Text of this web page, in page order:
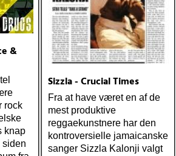
&
rock
knap
siden
Sizzla - Crucial Times
Fra at have været en af de
mest produktive
reggaekunstnere har den
kontroversielle jamaicanske
sanger Sizzla Kalonji valgt